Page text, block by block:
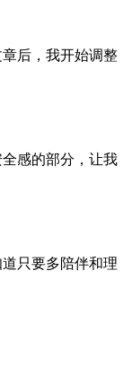
后，我开始调整
感的部分，让我
只要多陪伴和理